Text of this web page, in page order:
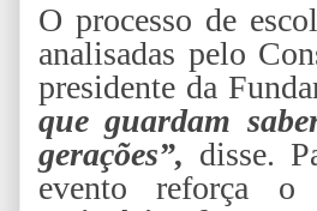
O processo de
analisadas pelo
presidente da
que guardam
gerações”, disse.
evento reforça